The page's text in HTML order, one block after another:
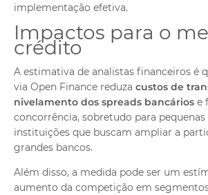
implementação efetiva.
Impactos para o
crédito
A estimativa de analistas financeiros é
via Open Finance reduza custos de
nivelamento dos spreads bancários e
concorrência, sobretudo para pequenas
instituições que buscam ampliar a
grandes bancos.
Além disso, a medida pode ser um
aumento da competição em